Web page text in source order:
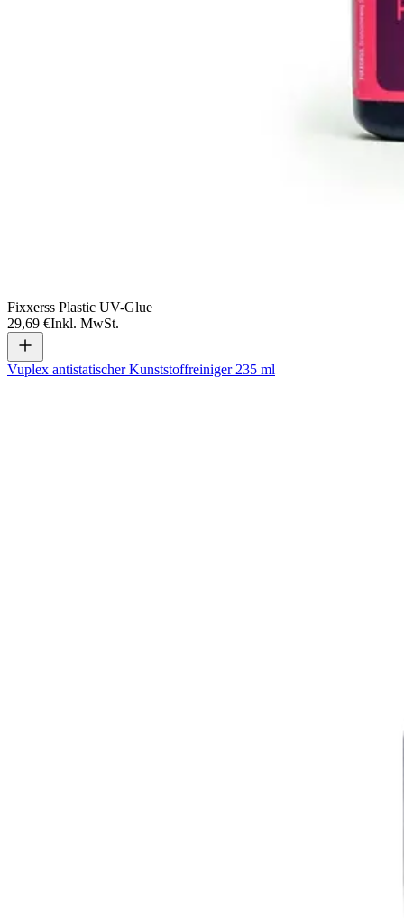
Fixxerss Plastic UV-Glue
29,69 €Inkl. MwSt.
Vuplex antistatischer Kunststoffreiniger 235 ml